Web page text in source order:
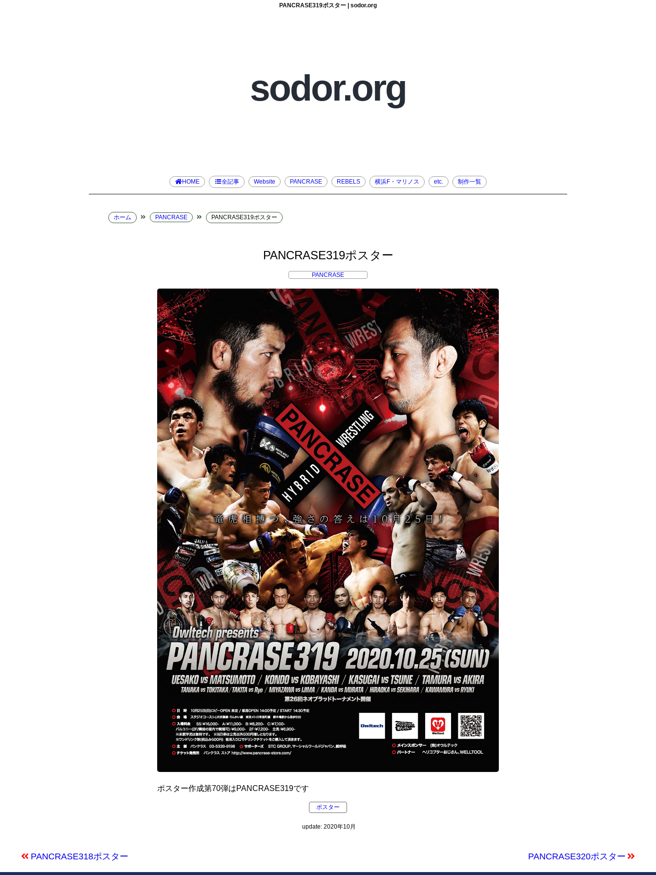
PANCRASE319ポスター | sodor.org
sodor.org
HOME 全記事 Website PANCRASE REBELS 横浜F・マリノス etc. 制作一覧
ホーム PANCRASE PANCRASE319ポスター
PANCRASE319ポスター
PANCRASE
ポスター作成第70弾はPANCRASE319です
ポスター
update: 2020年10月
PANCRASE318ポスター PANCRASE320ポスター